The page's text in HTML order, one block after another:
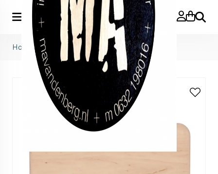
Home>Weltevree > cutting board